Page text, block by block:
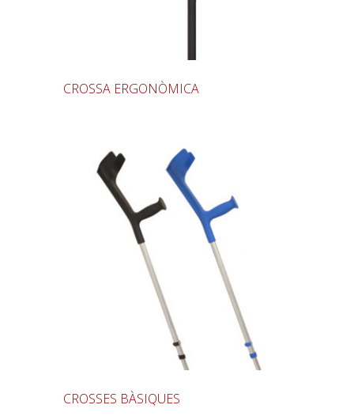
CROSSA ERGONÒMICA
CROSSES BÀSIQUES